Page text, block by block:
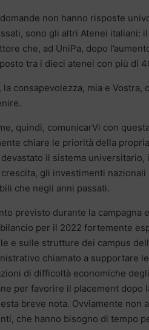
non hanno risposte
sono gli altri Atenei italiani:
che, ad UniPa, dopo
tra i dieci atenei con più di
la consapevolezza, mia e
quindi, comunicarVi con
chiare le priorità della
il sistema
gli investimenti
che negli anni passati.
previsto durante la
per il 2022 fortemente
e sulle strutture dei campus
chiamato a supportare
di difficoltà economiche
per favorire il placement dopo
breve nota. Ovviamente
che hanno bisogno di tempo